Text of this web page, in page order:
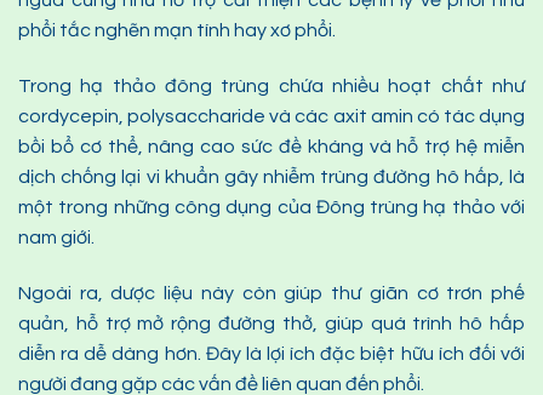
phổi tắc nghẽn mạn tính hay xơ phổi.
Trong hạ thảo đông trùng chứa nhiều hoạt chất như
cordycepin, polysaccharide và các axit amin có tác dụng
bồi bổ cơ thể, nâng cao sức đề kháng và hỗ trợ hệ miễn
dịch chống lại vi khuẩn gây nhiễm trùng đường hô hấp, là
một trong những công dụng của Đông trùng hạ thảo với
nam giới.
Ngoài ra, dược liệu này còn giúp thư giãn cơ trơn phế
quản, hỗ trợ mở rộng đường thở, giúp quá trình hô hấp
diễn ra dễ dàng hơn. Đây là lợi ích đặc biệt hữu ích đối với
người đang gặp các vấn đề liên quan đến phổi.